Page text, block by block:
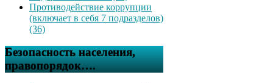
Противодействие коррупции
(включает в себя 7 подразделов)
(36)
Безопасность населения,
правопорядок….